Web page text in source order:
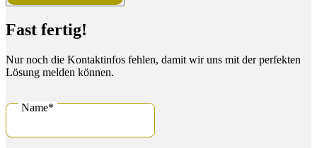
Fast fertig!
Nur noch die Kontaktinfos fehlen, damit wir uns mit der perfekten
Lösung melden können.
Name*